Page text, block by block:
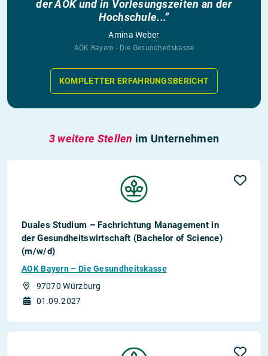
der AOK und in Vorlesungszeiten an der
Hochschule...”
Amina Weber
AOK Bayern - Die Gesundheitskasse
KOMPLETTER ERFAHRUNGSBERICHT
3 weitere Stellen im Unternehmen
Duales Studium – Fachrichtung Management in
der Gesundheitswirtschaft (Bachelor of Science)
(m/w/d)
AOK Bayern – Die Gesundheitskasse
97070 Würzburg
01.09.2027